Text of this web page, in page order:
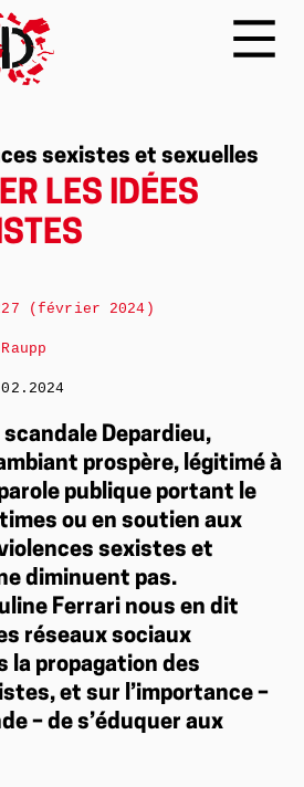
sexistes et sexuelles
LES IDÉES
Depardieu,
prospère, légitimé à
publique portant le
ou en soutien aux
sexistes et
diminuent pas.
Ferrari nous en dit
réseaux sociaux
la propagation des
et sur l’importance –
– de s’éduquer aux
227 (février 2024)